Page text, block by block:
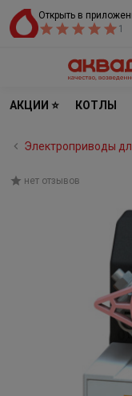
Открыть в
1
АКЦИИ ⭐ КОТЛЫ
Электроприводы
нет отзывов